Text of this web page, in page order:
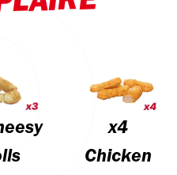
x4
Chicken